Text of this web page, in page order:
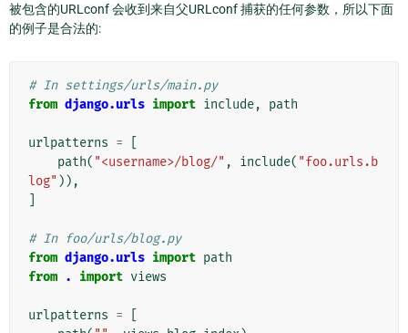
被包含的URLconf 会收到来自父URLconf 捕获的任何参数，所以下面
的例子是合法的:
# In settings/urls/main.py
from django.urls import include, path
urlpatterns =
path( "<username>/blog/" , include( "foo.urls.b
log" )),
# In foo/urls/blog.py
from django.urls import path
from . import views
urlpatterns =